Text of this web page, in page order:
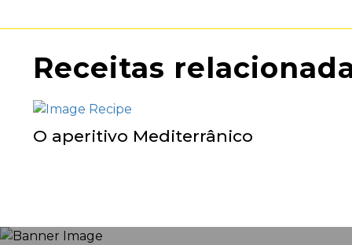
Receitas
O aperitivo Mediterrânico